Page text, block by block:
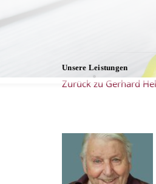
Unsere Leistungen
Zurück zu Gerhard